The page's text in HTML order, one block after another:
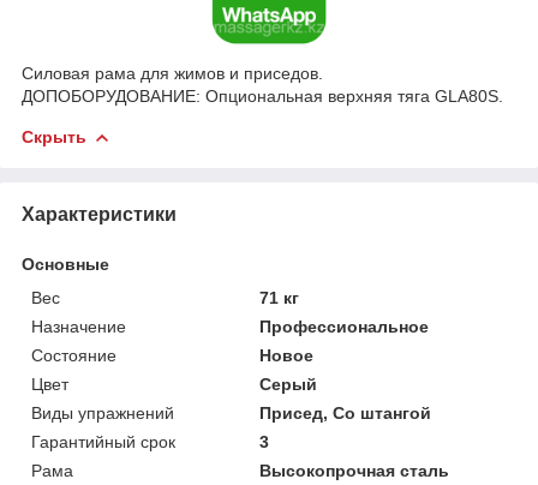
Силовая рама для жимов и приседов.
ДОПОБОРУДОВАНИЕ: Опциональная верхняя тяга GLA80S.
Скрыть
Характеристики
Основные
Вес
71 кг
Назначение
Профессиональное
Состояние
Новое
Цвет
Серый
Виды упражнений
Присед, Со штангой
Гарантийный срок
3
Рама
Высокопрочная сталь